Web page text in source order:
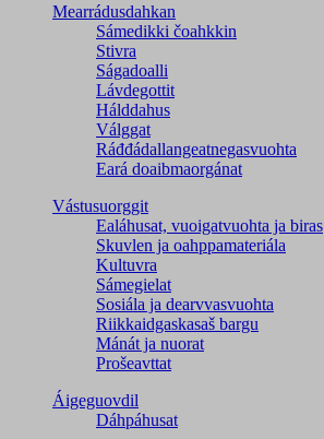
Mearrádusdahkan
Sámedikki čoahkkin
Stivra
Ságadoalli
Lávdegottit
Hálddahus
Válggat
Ráđđádallangeatnegas­vuohta
Eará doaibmaorgánat
Vástusuorggit
Ealáhusat, vuoigatvuohta ja biras
Skuvlen ja oahppamateriála
Kultuvra
Sámegielat
Sosiála ja dearvvasvuohta
Riikkaidgaskasaš bargu
Mánát ja nuorat
Prošeavttat
Áigeguovdil
Dáhpáhusat